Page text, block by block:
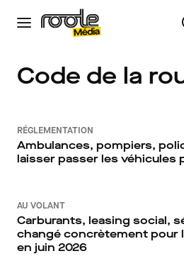
Code de la
RÉGLEMENTATION
Ambulances, pompiers,
laisser passer les véhicules
AU VOLANT
Carburants, leasing social,
changé concrètement pour
en juin 2026